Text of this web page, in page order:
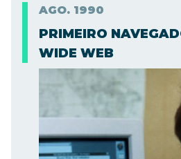
AGO. 1990
PRIMEIRO
WIDE WEB